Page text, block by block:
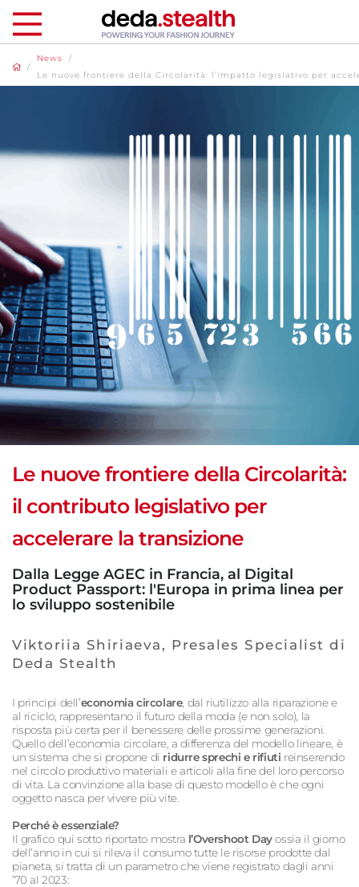
/
News
/
Le nuove frontiere della Circolarità: l’impatto legislativo per
Le nuove frontiere della Circolarità:
il contributo legislativo per
accelerare la transizione
Dalla Legge AGEC in Francia, al Digital
Product Passport: l'Europa in prima linea per
lo sviluppo sostenibile
Viktoriia Shiriaeva, Presales Specialist di
Deda Stealth
I principi dell’economia circolare, dal riutilizzo alla riparazione e
al riciclo, rappresentano il futuro della moda (e non solo), la
risposta più certa per il benessere delle prossime generazioni.
Quello dell’economia circolare, a differenza del modello lineare, è
un sistema che si propone di ridurre sprechi e rifiuti reinserendo
nel circolo produttivo materiali e articoli alla fine del loro percorso
di vita. La convinzione alla base di questo modello è che ogni
oggetto nasca per vivere più vite.
Perché è essenziale?
Il grafico qui sotto riportato mostra l’Overshoot Dayossia il giorno
dell’anno in cui si rileva il consumo tutte le risorse prodotte dal
pianeta, si tratta di un parametro che viene registrato dagli anni
’70 al 2023: